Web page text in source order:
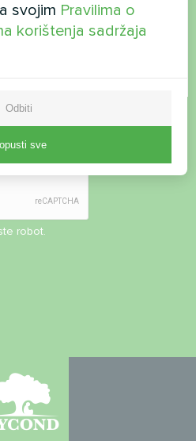
robot.
svojim Pravilima o
korištenja sadržaja
Odbiti
sve